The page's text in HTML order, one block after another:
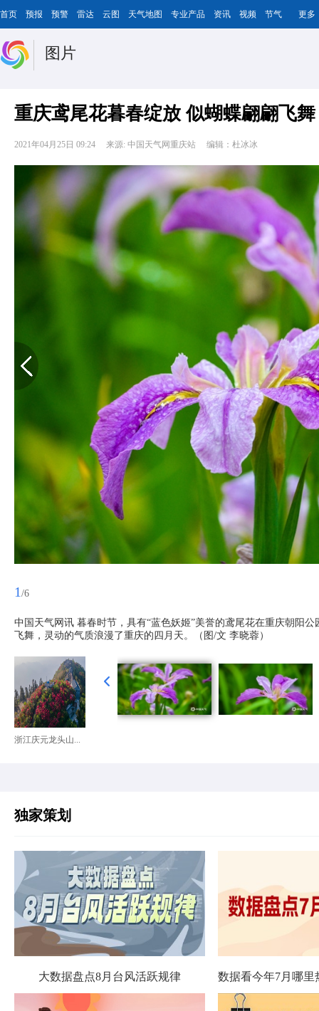
首页 预报 预警 雷达 云图 天气地图 专业产品 资讯 视频 节气 更多
图片
重庆鸢尾花暮春绽放 似蝴蝶翩翩飞舞
2021年04月25日 09:24 来源: 中国天气网重庆站 编辑：杜冰冰
1 /6
中国天气网讯 暮春时节，具有“蓝色妖姬”美誉的鸢尾花在重庆朝阳
飞舞，灵动的气质浪漫了重庆的四月天。（图/文 李晓蓉）
浙江庆元龙头山...
独家策划
大数据盘点8月台风活跃规律